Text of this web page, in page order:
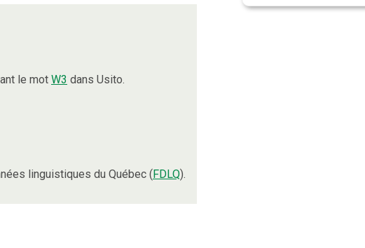
le mot W3 dans Usito.
linguistiques du Québec (FDLQ).